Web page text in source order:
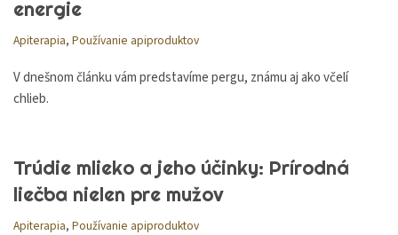
energie
Apiterapia, Používanie apiproduktov
V dnešnom článku vám predstavíme pergu, známu aj ako včelí
chlieb.
Trúdie mlieko a jeho účinky: Prírodná
liečba nielen pre mužov
Apiterapia, Používanie apiproduktov